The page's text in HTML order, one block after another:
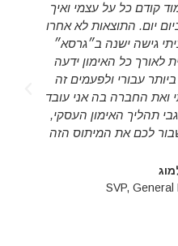
קודם כל על עצמי ואיך
יום. התוצאות לא אחרו
גישה ישנה ב״גרסא״
לאורך כל האימון ידעה
עבורי ולפעמים זה
ואת החברה בה אני עובד
תהליך האימון העסקי,
לכם את המיתוס הזה
SVP,